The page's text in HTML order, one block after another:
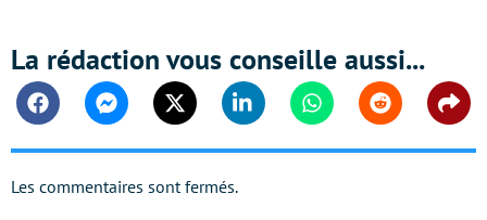
La rédaction vous conseille aussi...
FacebookMessengerTwitter Linkedin WhatsappReddit
Les commentaires sont fermés.